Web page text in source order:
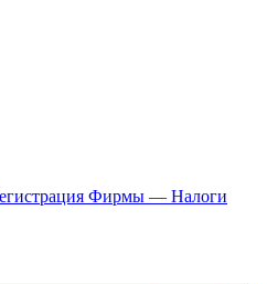
Фирмы — Налоги